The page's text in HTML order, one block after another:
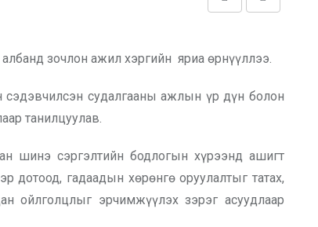
зочлон ажил хэргийн яриа өрнүүллээ.
сэдэвчилсэн судалгааны ажлын үр дүн болон
танилцуулав.
шинэ сэргэлтийн бодлогын хүрээнд ашигт
дотоод, гадаадын хөрөнгө оруулалтыг татах,
ойлголцлыг эрчимжүүлэх зэрэг асуудлаар